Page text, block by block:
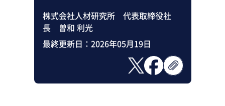
株式会社人材研究所 代表取締役社
長 曽和 利光
最終更新日： 2026年05月19日